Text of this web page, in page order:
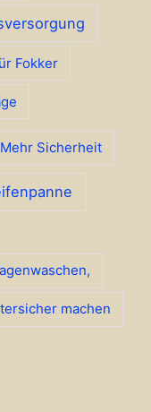
Fokker
Sicherheit
machen